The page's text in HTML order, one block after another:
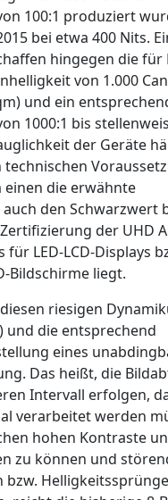
100:1 produziert
bei etwa 400 Nits.
hingegen die für
von 1.000
und ein
1000:1 bis
der Geräte
einen die erwähnte
den Schwarzwert
der UHD
für LED-LCD-Displays
Bildschirme liegt.
riesigen
und die entsprechend
eines
Das heißt, die
Intervall erfolgen,
verarbeitet werden
hohen Kontraste
zu können und
bzw.